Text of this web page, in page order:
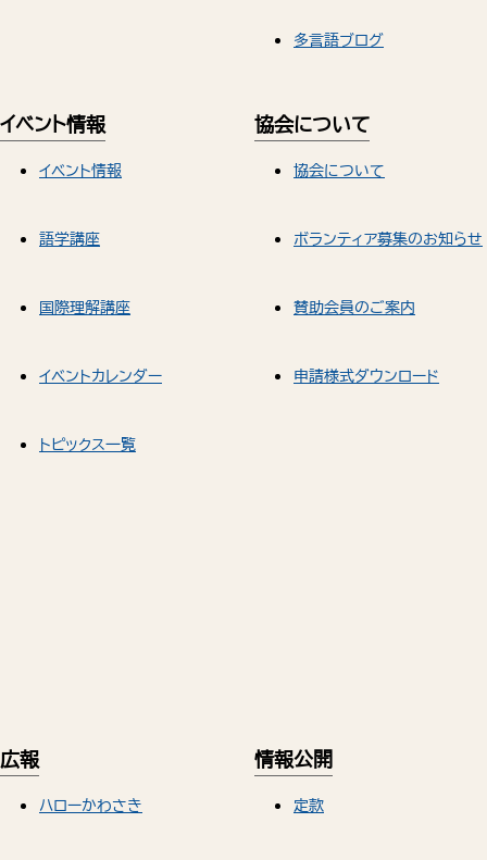
多言語ブログ
イベント情報
イベント情報
語学講座
国際理解講座
イベントカレンダー
トピックス一覧
協会について
協会について
ボランティア募集のお知らせ
賛助会員のご案内
申請様式ダウンロード
広報
ハローかわさき
情報公開
定款